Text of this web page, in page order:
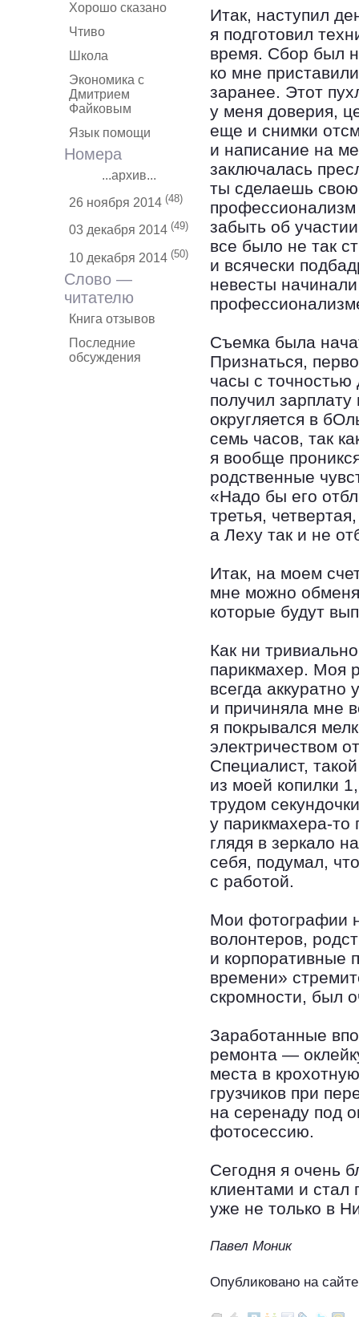
Хорошо сказано
Чтиво
Школа
Экономика с
Дмитрием
Файковым
Язык помощи
Номера
...архив...
26 ноября 2014 (48)
03 декабря 2014 (49)
10 декабря 2014 (50)
Слово —
читателю
Книга отзывов
Последние
обсуждения
Итак, наступил
я подготовил
время. Сбор был
ко мне
заранее. Этот
у меня доверия,
еще и снимки
и написание на
заключалась
ты сделаешь
профессионализм
забыть об
все было не так
и всячески
невесты
Съемка была
Признаться,
часы с точностью
получил
округляется в
семь часов, так
я вообще
родственные
«Надо бы его
третья,
а Леху так и не
Итак, на моем
мне можно
которые будут
Как ни
парикмахер. Моя
всегда
и причиняла мне
я покрывался
электричеством
Специалист,
из моей копилки
трудом
у парикмахера-
глядя в зеркало
себя, подумал,
с работой.
Мои фотографии
волонтеров,
и корпоративные
времени»
скромности, был
Заработанные
ремонта —
места в
грузчиков при
на серенаду под
фотосессию.
Сегодня я очень
клиентами и
уже не только в
Павел Моник
Опубликовано на